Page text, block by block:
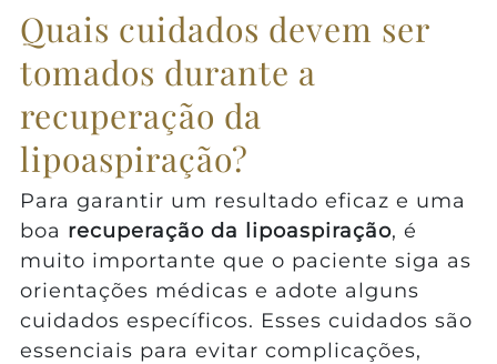
Quais cuidados devem ser
tomados durante a
recuperação da
lipoaspiração?
Para garantir um resultado eficaz e uma
boa recuperação da lipoaspiração, é
muito importante que o paciente siga as
orientações médicas e adote alguns
cuidados específicos. Esses cuidados são
essenciais para evitar complicações,